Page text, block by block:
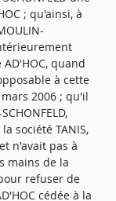
; qu'ainsi, à
quand
à cette
2006 ; qu'il
société TANIS,
n'avait pas à
mains de la
refuser de
cédée à la